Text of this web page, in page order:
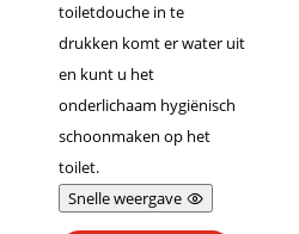
toiletdouche in te
drukken komt er water uit
en kunt u het
onderlichaam hygiënisch
schoonmaken op het
toilet.
Snelle weergave